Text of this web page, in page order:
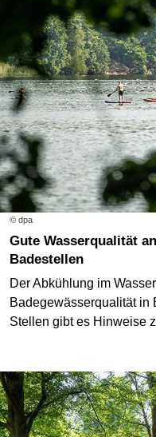
© dpa
Gute Wasserqualität an fast allen Berliner
Badestellen
Der Abkühlung im
Badegewässerqualität in
Stellen gibt es Hinweise